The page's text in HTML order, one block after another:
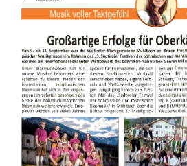
Musik voller Taktgefühl
Meine Geschichte
Unterwegs in Oberkärnten
Volltreffer